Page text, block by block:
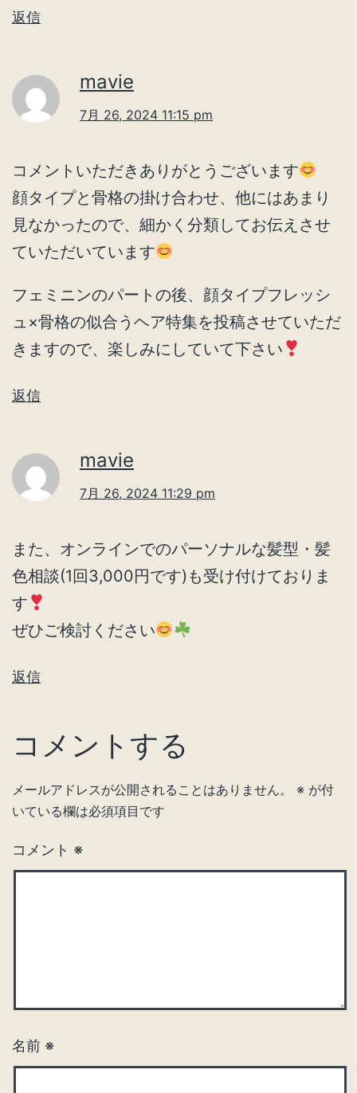
返信
mavie
7月 26, 2024 11:15 pm
コメントいただきありがとうございます
顔タイプと骨格の掛け合わせ、他にはあまり
見なかったので、細かく分類してお伝えさせ
ていただいています
フェミニンのパートの後、顔タイプフレッシ
ュ×骨格の似合うヘア特集を投稿させていただ
きますので、楽しみにしていて下さい
返信
mavie
7月 26, 2024 11:29 pm
また、オンラインでのパーソナルな髪型・髪
色相談(1回3,000円です)も受け付けておりま
す
ぜひご検討ください
返信
コメントする
メールアドレスが公開されることはありません。 ※ が付
いている欄は必須項目です
コメント ※
名前 ※